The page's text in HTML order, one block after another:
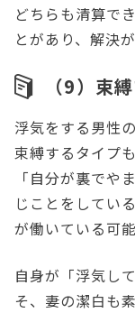
どちらも清算で
とがあり、解決
（9）束
浮気をする男性
束縛するタイプ
「自分が裏でや
じことをしてい
が働いている可
自身が「浮気し
そ、妻の潔白も